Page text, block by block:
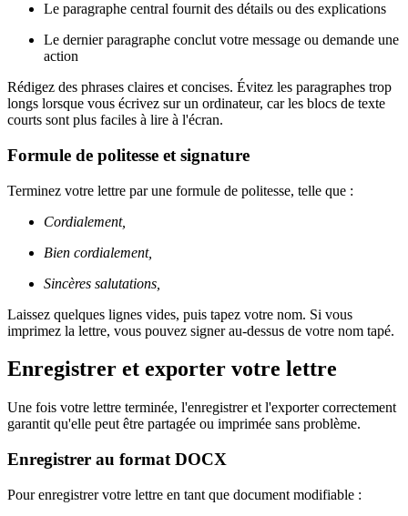
Le paragraphe central fournit des détails ou des explications
Le dernier paragraphe conclut votre message ou demande une
action
Rédigez des phrases claires et concises. Évitez les paragraphes trop
longs lorsque vous écrivez sur un ordinateur, car les blocs de texte
courts sont plus faciles à lire à l'écran.
Formule de politesse et signature
Terminez votre lettre par une formule de politesse, telle que :
Cordialement,
Bien cordialement,
Sincères salutations,
Laissez quelques lignes vides, puis tapez votre nom. Si vous
imprimez la lettre, vous pouvez signer au-dessus de votre nom tapé.
Enregistrer et exporter votre lettre
Une fois votre lettre terminée, l'enregistrer et l'exporter correctement
garantit qu'elle peut être partagée ou imprimée sans problème.
Enregistrer au format DOCX
Pour enregistrer votre lettre en tant que document modifiable :